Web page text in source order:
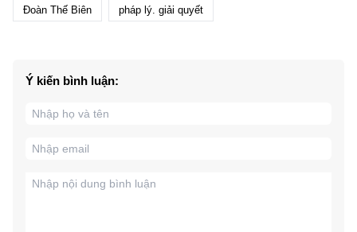
Đoàn Thế Biên pháp lý. giải quyết
Ý kiến bình luận: